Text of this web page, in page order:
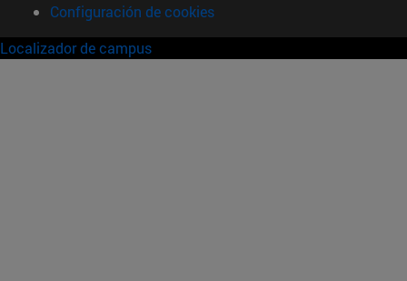
Configuración de cookies
Localizador de campus